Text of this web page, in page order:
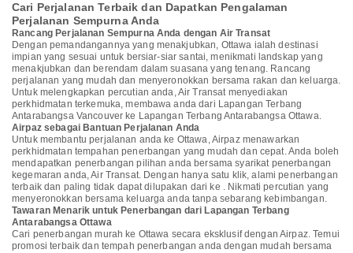
Cari Perjalanan Terbaik dan Dapatkan Pengalaman
Perjalanan Sempurna Anda
Rancang Perjalanan Sempurna Anda dengan Air Transat
Dengan pemandangannya yang menakjubkan, Ottawa ialah destinasi
impian yang sesuai untuk bersiar-siar santai, menikmati landskap yang
menakjubkan dan berendam dalam suasana yang tenang. Rancang
perjalanan yang mudah dan menyeronokkan bersama rakan dan keluarga.
Untuk melengkapkan percutian anda, Air Transat menyediakan
perkhidmatan terkemuka, membawa anda dari Lapangan Terbang
Antarabangsa Vancouver ke Lapangan Terbang Antarabangsa Ottawa.
Airpaz sebagai Bantuan Perjalanan Anda
Untuk membantu perjalanan anda ke Ottawa, Airpaz menawarkan
perkhidmatan tempahan penerbangan yang mudah dan cepat. Anda boleh
mendapatkan penerbangan pilihan anda bersama syarikat penerbangan
kegemaran anda, Air Transat. Dengan hanya satu klik, alami penerbangan
terbaik dan paling tidak dapat dilupakan dari ke . Nikmati percutian yang
menyeronokkan bersama keluarga anda tanpa sebarang kebimbangan.
Tawaran Menarik untuk Penerbangan dari Lapangan Terbang
Antarabangsa Ottawa
Cari penerbangan murah ke Ottawa secara eksklusif dengan Airpaz. Temui
promosi terbaik dan tempah penerbangan anda dengan mudah bersama